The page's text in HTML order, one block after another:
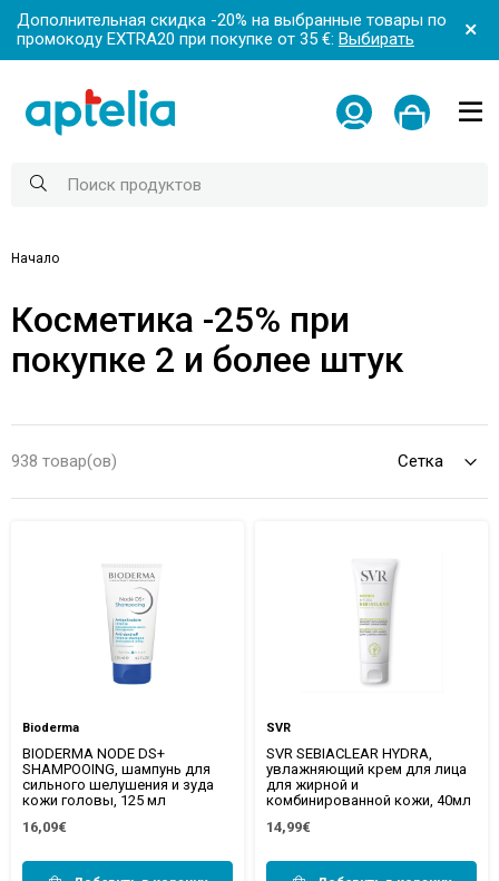
Дополнительная скидка -20% на выбранные товары по
промокоду EXTRA20 при покупке от 35 €: Выбирать
Начало
Косметика -25% при
покупке 2 и более штук
938 товар(ов)
Bioderma
BIODERMA NODE DS+
SHAMPOOING, шампунь для
сильного шелушения и зуда
кожи головы, 125 мл
16,09€
SVR
SVR SEBIACLEAR HYDRA,
увлажняющий крем для лица
для жирной и
комбинированной кожи, 40мл
14,99€